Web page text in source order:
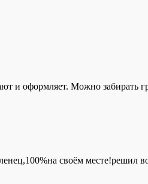
и оформляет. Можно забирать
своём месте!решил